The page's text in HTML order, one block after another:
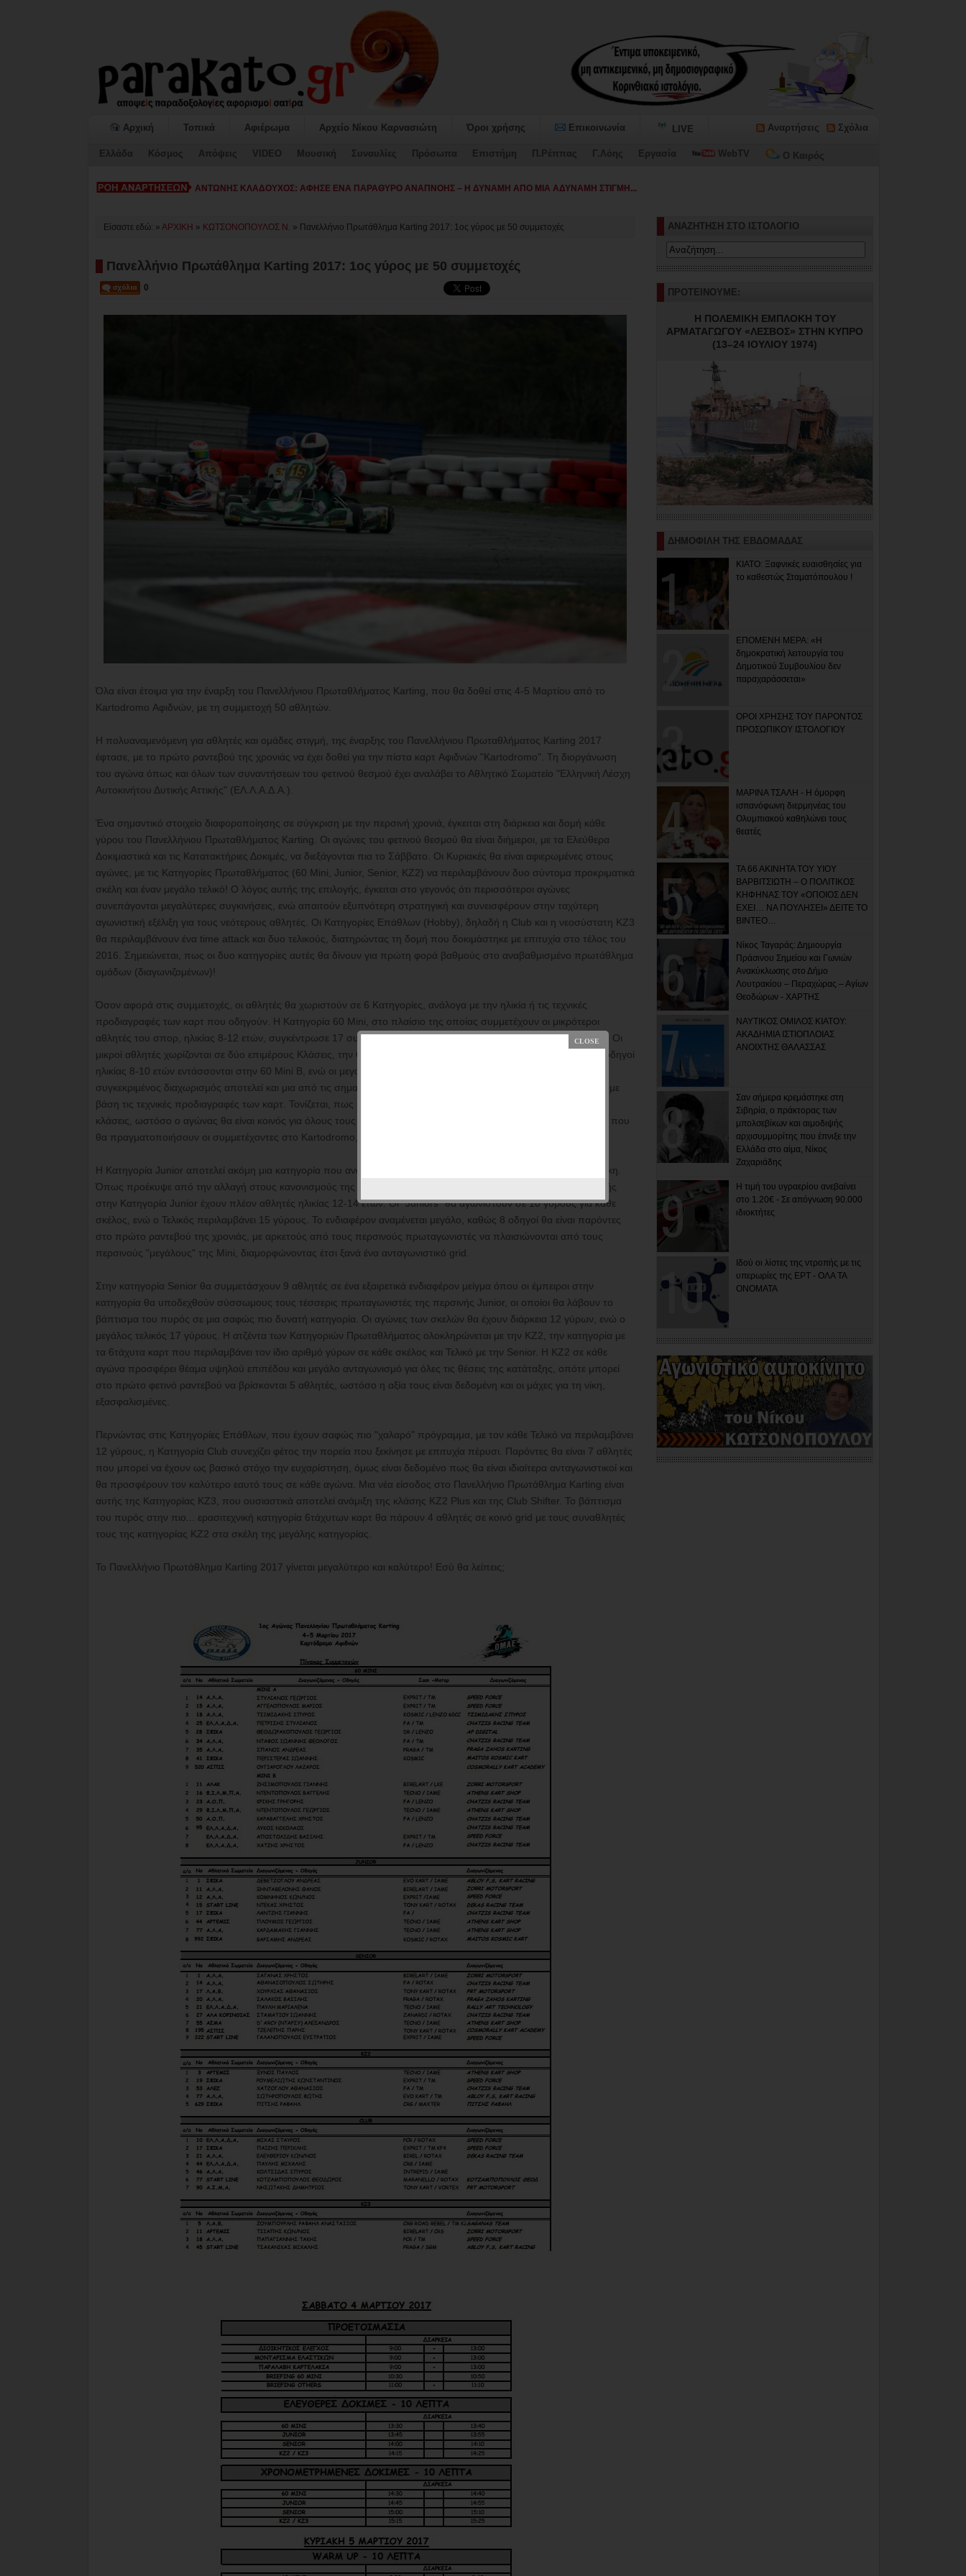
Αρχική Τοπικά Αφιέρωμα Αρχείο Νίκου Καρνασιώτη Όροι χρήσης Επικοινωνία LIVE Αναρτήσεις Σχόλια
Ελλάδα Κόσμος Απόψεις VIDEO Μουσική Συναυλίες Πρόσωπα Επιστήμη Π.Ρέππας Γ.Λόης Εργασία WebTV Ο Καιρός
ΚΙΑΤΟ: Η «ΕΠΟΜΕΝΗ ΜΕΡΑ» καταψήφισε τον Προϋπολο-
Είσαστε εδώ: » ΑΡΧΙΚΗ » ΚΩΤΣΟΝΟΠΟΥΛΟΣ Ν. » Πανελλήνιο Πρωτάθλημα Karting 2017: 1ος γύρος με 50 συμμετοχές
Πανελλήνιο Πρωτάθλημα Karting 2017: 1ος γύρος με 50 συμμετοχές
0
Όλα είναι έτοιμα για την έναρξη του Πανελλήνιου Πρωταθλήματος Karting, που θα δοθεί στις 4-5 Μαρτίου από το
Kartodromo Αφιδνών, με τη συμμετοχή 50 αθλητών.
Η πολυαναμενόμενη για αθλητές και ομάδες στιγμή, της έναρξης του Πανελλήνιου Πρωταθλήματος Karting 2017
έφτασε, με το πρώτο ραντεβού της χρονιάς να έχει δοθεί για την πίστα καρτ Aφιδνών "Kartodromo". Τη διοργάνωση
του αγώνα όπως και όλων των συναντήσεων του φετινού θεσμού έχει αναλάβει το Αθλητικό Σωματείο "Ελληνική Λέσχη
Αυτοκινήτου Δυτικής Αττικής" (ΕΛ.Λ.Α.Δ.Α.).
Ένα σημαντικό στοιχείο διαφοροποίησης σε σύγκριση με την περσινή χρονιά, έγκειται στη διάρκεια και δομή κάθε
γύρου του Πανελλήνιου Πρωταθλήματος Karting. Οι αγώνες του φετινού θεσμού θα είναι διήμεροι, με τα Ελεύθερα
Δοκιμαστικά και τις Κατατακτήριες Δοκιμές, να διεξάγονται πια το Σάββατο. Οι Κυριακές θα είναι αφιερωμένες στους
αγώνες, με τις Κατηγορίες Πρωταθλήματος (60 Mini, Junior, Senior, ΚΖ2) να περιλαμβάνουν δυο σύντομα προκριματικά
σκέλη και έναν μεγάλο τελικό! Ο λόγος αυτής της επιλογής, έγκειται στο γεγονός ότι περισσότεροι αγώνες
συνεπάγονται μεγαλύτερες συγκινήσεις, ενώ απαιτούν εξυπνότερη στρατηγική και συνεισφέρουν στην ταχύτερη
αγωνιστική εξέλιξη για τους νεότερους αθλητές. Οι Κατηγορίες Επάθλων (Hobby), δηλαδή η Club και η νεοσύστατη ΚΖ3
θα περιλαμβάνουν ένα time attack και δυο τελικούς, διατηρώντας τη δομή που δοκιμάστηκε με επιτυχία στο τέλος του
2016. Σημειώνεται, πως οι δυο κατηγορίες αυτές θα δίνουν για πρώτη φορά βαθμούς στο αναβαθμισμένο πρωτάθλημα
ομάδων (διαγωνιζομένων)!
Όσον αφορά στις συμμετοχές, οι αθλητές θα χωριστούν σε 6 Κατηγορίες, ανάλογα με την ηλικία ή τις τεχνικές
προδιαγραφές των καρτ που οδηγούν. Η Κατηγορία 60 Mini, στο πλαίσιο της οποίας συμμετέχουν οι μικρότεροι
αθλητές του σπορ, ηλικίας 8-12 ετών, συγκέντρωσε 17 συμμετοχές και αποτελεί την πολυπληθέστερη του αγώνα. Οι
μικροί αθλητές χωρίζονται σε δύο επιμέρους Κλάσεις, την 60 Mini A και την 60 Mini B με βάση την ηλικία τους. Οι οδηγοί
ηλικίας 8-10 ετών εντάσσονται στην 60 Mini B, ενώ οι μεγαλύτεροι αθλητές εντάσσονται στην 60 Mini A. Ο
συγκεκριμένος διαχωρισμός αποτελεί και μια από τις σημαντικές αλλαγές της νέας χρονιάς, καθώς πέρυσι γινόταν με
βάση τις τεχνικές προδιαγραφές των καρτ. Τονίζεται, πως μπορεί να υπάρχουν επιμέρους κατατάξεις για τις δύο
κλάσεις, ωστόσο ο αγώνας θα είναι κοινός για όλους τους συμμετέχοντες στην 60 Mini. Όσον αφορά τους γύρους που
θα πραγματοποιήσουν οι συμμετέχοντες στο Kartodromo, αυτοί είναι από 8 στο κάθε σκέλος και 12 στον Τελικό.
Η Κατηγορία Junior αποτελεί ακόμη μια κατηγορία που αναμένεται να έχει μεγάλο συναγωνισμό και μάχες για τη νίκη.
Όπως προέκυψε από την αλλαγή στους κανονισμούς της Κατηγορίας εκ μέρους της CIK-FIA, δικαίωμα συμμετοχής
στην Κατηγορία Junior έχουν πλέον αθλητές ηλικίας 12-14 ετών. Οι "Juniors" θα αγωνιστούν σε 10 γύρους για κάθε
σκέλος, ενώ ο Τελικός περιλαμβάνει 15 γύρους. Το ενδιαφέρον αναμένεται μεγάλο, καθώς 8 οδηγοί θα είναι παρόντες
στο πρώτο ραντεβού της χρονιάς, με αρκετούς από τους περσινούς πρωταγωνιστές να πλαισιώνονται από τους
περσινούς "μεγάλους" της Mini, διαμορφώνοντας έτσι ξανά ένα ανταγωνιστικό grid.
Στην κατηγορία Senior θα συμμετάσχουν 9 αθλητές σε ένα εξαιρετικά ενδιαφέρον μείγμα όπου οι έμπειροι στην
κατηγορία θα υποδεχθούν σύσσωμους τους τέσσερις πρωταγωνιστές της περσινής Junior, οι οποίοι θα λάβουν το
βάπτισμα του πυρός σε μια σαφώς πιο δυνατή κατηγορία. Οι αγώνες των σκελών θα έχουν διάρκεια 12 γύρων, ενώ ο
μεγάλος τελικός 17 γύρους. Η ατζέντα των Κατηγοριών Πρωταθλήματος ολοκληρώνεται με την KZ2, την κατηγορία με
τα 6τάχυτα καρτ που περιλαμβάνει τον ίδιο αριθμό γύρων σε κάθε σκέλος και Τελικό με την Senior. Η KZ2 σε κάθε
αγώνα προσφέρει θέαμα υψηλού επιπέδου και μεγάλο ανταγωνισμό για όλες τις θέσεις της κατάταξης, οπότε μπορεί
στο πρώτο φετινό ραντεβού να βρίσκονται 5 αθλητές, ωστόσο η αξία τους είναι δεδομένη και οι μάχες για τη νίκη,
εξασφαλισμένες.
Περνώντας στις Κατηγορίες Επάθλων, που έχουν σαφώς πιο "χαλαρό" πρόγραμμα, με τον κάθε Τελικό να περιλαμβάνει
12 γύρους, η Κατηγορία Club συνεχίζει φέτος την πορεία που ξεκίνησε με επιτυχία πέρυσι. Παρόντες θα είναι 7 αθλητές
που μπορεί να έχουν ως βασικό στόχο την ευχαρίστηση, όμως είναι δεδομένο πως θα είναι ιδιαίτερα ανταγωνιστικοί και
θα προσφέρουν τον καλύτερο εαυτό τους σε κάθε αγώνα. Μια νέα είσοδος στο Πανελλήνιο Πρωτάθλημα Karting είναι
αυτής της Κατηγορίας KZ3, που ουσιαστικά αποτελεί ανάμιξη της κλάσης KZ2 Plus και της Club Shifter. Το βάπτισμα
του πυρός στην πιο... ερασιτεχνική κατηγορία 6τάχυτων καρτ θα πάρουν 4 αθλητές σε κοινό grid με τους συναθλητές
τους της κατηγορίας ΚΖ2 στα σκέλη της μεγάλης κατηγορίας.
Το Πανελλήνιο Πρωτάθλημα Karting 2017 γίνεται μεγαλύτερο και καλύτερο! Εσύ θα λείπεις;
ΑΝΑΖΗΤΗΣΗ ΣΤΟ ΙΣΤΟΛΟΓΙΟ
ΠΡΟΤΕΙΝΟΥΜΕ:
Η ΠΟΛΕΜΙΚΗ ΕΜΠΛΟΚΗ ΤΟΥ
ΑΡΜΑΤΑΓΩΓΟΥ «ΛΕΣΒΟΣ» ΣΤΗΝ ΚΥΠΡΟ
(13–24 ΙΟΥΛΙΟΥ 1974)
ΔΗΜΟΦΙΛΗ ΤΗΣ ΕΒΔΟΜΑΔΑΣ
ΚΙΑΤΟ: Ξαφνικές ευαισθησίες για
το καθεστώς Σταματόπουλου !
ΕΠΟΜΕΝΗ ΜΕΡΑ: «Η
δημοκρατική λειτουργία του
Δημοτικού Συμβουλίου δεν
παραχαράσσεται»
ΟΡΟΙ ΧΡΗΣΗΣ ΤΟΥ ΠΑΡΟΝΤΟΣ
ΠΡΟΣΩΠΙΚΟΥ ΙΣΤΟΛΟΓΙΟΥ
ΜΑΡΙΝΑ ΤΣΑΛΗ - Η όμορφη
ισπανόφωνη διερμηνέας του
Ολυμπιακού καθηλώνει τους
θεατές
ΤΑ 66 ΑΚΙΝΗΤΑ ΤΟΥ ΥΙΟΥ
ΒΑΡΒΙΤΣΙΩΤΗ – Ο ΠΟΛΙΤΙΚΟΣ
ΚΗΦΗΝΑΣ ΤΟΥ «ΟΠΟΙΟΣ ΔΕΝ
ΕΧΕΙ… ΝΑ ΠΟΥΛΗΣΕΙ» ΔΕΙΤΕ ΤΟ
ΒΙΝΤΕΟ…
Νίκος Ταγαράς: Δημιουργία
Πράσινου Σημείου και Γωνιών
Ανακύκλωσης στο Δήμο
Λουτρακίου – Περαχώρας – Αγίων
Θεοδώρων - ΧΑΡΤΗΣ
ΝΑΥΤΙΚΟΣ ΟΜΙΛΟΣ ΚΙΑΤΟΥ:
ΑΚΑΔΗΜΙΑ ΙΣΤΙΟΠΛΟΙΑΣ
ΑΝΟΙΧΤΗΣ ΘΑΛΑΣΣΑΣ
Σαν σήμερα κρεμάστηκε στη
Σιβηρία, ο πράκτορας των
μπολσεβίκων και αιμοδιψής
αρχισυμμορίτης που έπνιξε την
Ελλάδα στο αίμα, Νίκος
Ζαχαριάδης
Η τιμή του υγραερίου ανεβαίνει
στο 1.20€ - Σε απόγνωση 90.000
ιδιοκτήτες
Ιδού οι λίστες της ντροπής με τις
υπερωρίες της ΕΡΤ - ΟΛΑ ΤΑ
ΟΝΟΜΑΤΑ